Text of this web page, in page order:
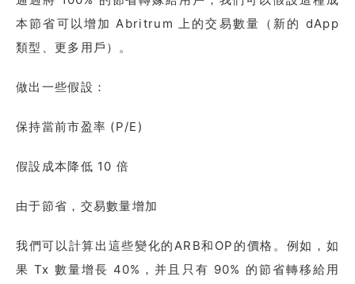
本節省可以增加 Abritrum 上的交易數量（新的 dApp
類型、更多用戶）。
做出一些假設：
保持當前市盈率 (P/E)
假設成本降低 10 倍
由于節省，交易數量增加
我們可以計算出這些變化的ARB和OP的價格。例如，如
果 Tx 數量增長 40%，并且只有 90% 的節省轉移給用